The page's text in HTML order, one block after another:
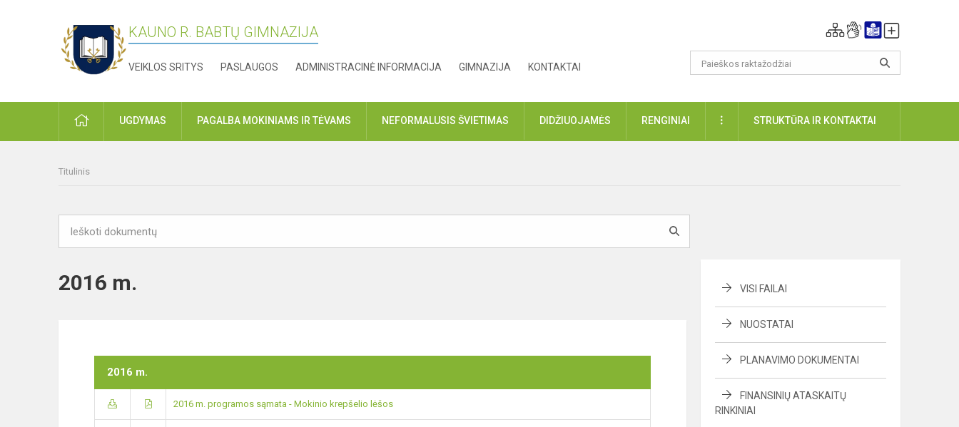
KAUNO R. BABTŲ GIMNAZIJA
VEIKLOS SRITYS PASLAUGOS ADMINISTRACINĖ INFORMACIJA GIMNAZIJA KONTAKTAI
PRADŽIAUGDYMAS PAGALBA MOKINIAMS IR TĖVAMS NEFORMALUSIS ŠVIETIMAS DIDŽIUOJAMĖS RENGINIAI DAUGIAUSTRUKTŪRA IR KONTAKTAI
Titulinis
2016 m.
2016 m.
2016 m. programos sąmata - Mokinio krepšelio lėšos
VISI FAILAI
NUOSTATAI
PLANAVIMO DOKUMENTAI
FINANSINIŲ ATASKAITŲ
RINKINIAI